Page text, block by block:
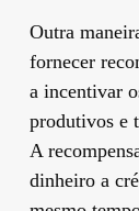
Outra
fornecer
a incentivar
produtivos e
A
dinheiro a